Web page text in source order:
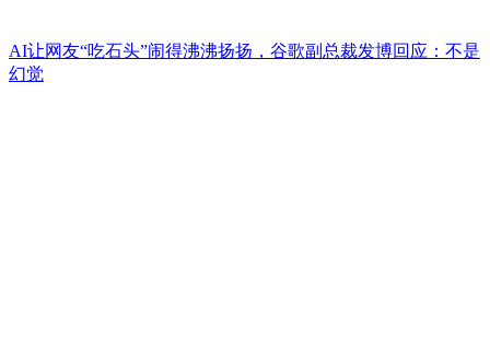
AI让网友“吃石头”闹得沸沸扬扬，谷歌副总裁发博回应：不是
幻觉